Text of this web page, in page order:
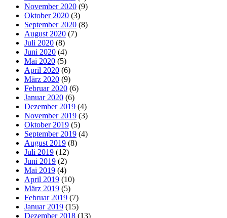
November 2020 (9)
Oktober 2020 (3)
September 2020 (8)
August 2020 (7)
Juli 2020 (8)
Juni 2020 (4)
Mai 2020 (5)
April 2020 (6)
März 2020 (9)
Februar 2020 (6)
Januar 2020 (6)
Dezember 2019 (4)
November 2019 (3)
Oktober 2019 (5)
September 2019 (4)
August 2019 (8)
Juli 2019 (12)
Juni 2019 (2)
Mai 2019 (4)
April 2019 (10)
März 2019 (5)
Februar 2019 (7)
Januar 2019 (15)
Dezember 2018 (13)